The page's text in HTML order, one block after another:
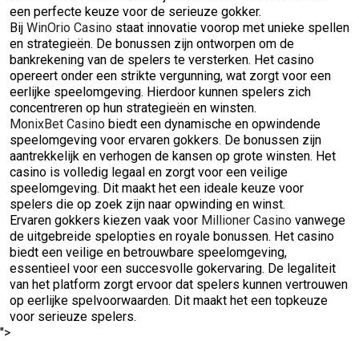
een perfecte keuze voor de serieuze gokker.
Bij WinOrio Casino staat innovatie voorop met unieke spellen
en strategieën. De bonussen zijn ontworpen om de
bankrekening van de spelers te versterken. Het casino
opereert onder een strikte vergunning, wat zorgt voor een
eerlijke speelomgeving. Hierdoor kunnen spelers zich
concentreren op hun strategieën en winsten.
MonixBet Casino biedt een dynamische en opwindende
speelomgeving voor ervaren gokkers. De bonussen zijn
aantrekkelijk en verhogen de kansen op grote winsten. Het
casino is volledig legaal en zorgt voor een veilige
speelomgeving. Dit maakt het een ideale keuze voor
spelers die op zoek zijn naar opwinding en winst.
Ervaren gokkers kiezen vaak voor Millioner Casino vanwege
de uitgebreide spelopties en royale bonussen. Het casino
biedt een veilige en betrouwbare speelomgeving,
essentieel voor een succesvolle gokervaring. De legaliteit
van het platform zorgt ervoor dat spelers kunnen vertrouwen
op eerlijke spelvoorwaarden. Dit maakt het een topkeuze
voor serieuze spelers.
">